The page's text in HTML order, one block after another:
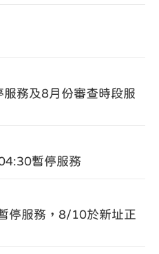
務及8月份審查時段服
暫停服務
停服務，8/10於新址正